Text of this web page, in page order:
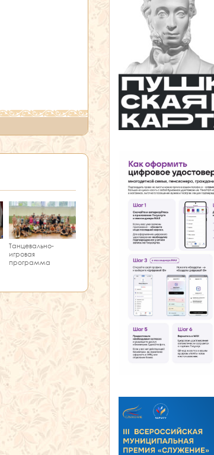
Танцевально-
игровая
программа